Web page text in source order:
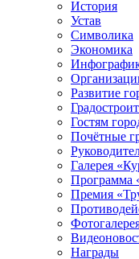
История
Устав
Символика
Экономика
Развитие
Гостям
Почётные
Галерея
Программа
Премия
Награды